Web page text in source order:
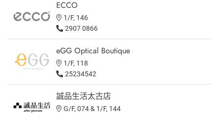
ECCO
1/F, 146
2907 0866
eGG Optical Boutique
1/F, 118
25234542
誠品生活太古店
G/F, 074 & 1/F, 144